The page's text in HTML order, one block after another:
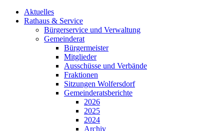
Aktuelles
Rathaus & Service
Bürgerservice und Verwaltung
Gemeinderat
Bürgermeister
Mitglieder
Ausschüsse und Verbände
Fraktionen
Sitzungen Wolfersdorf
Gemeinderatsberichte
2026
2025
2024
Archiv